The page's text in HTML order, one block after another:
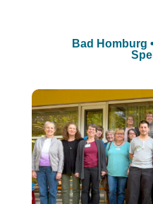
Bad Homburg